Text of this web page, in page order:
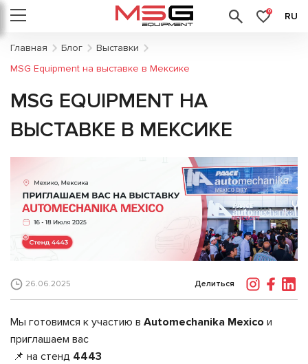
0 RU
Главная Блог
Выставки
MSG Equipment на выставке в Мексике
MSG EQUIPMENT НА
ВЫСТАВКЕ В МЕКСИКЕ
26.06.2025 Делиться
Мы готовимся к участию в Automechanika Mexico и
приглашаем вас
📌 на стенд 4443